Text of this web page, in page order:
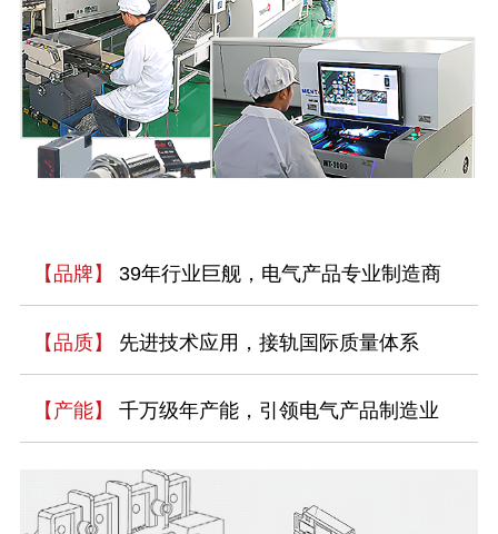
【品牌】 39年行业巨舰，电气产品专业制造商
【品质】 先进技术应用，接轨国际质量体系
【产能】 千万级年产能，引领电气产品制造业